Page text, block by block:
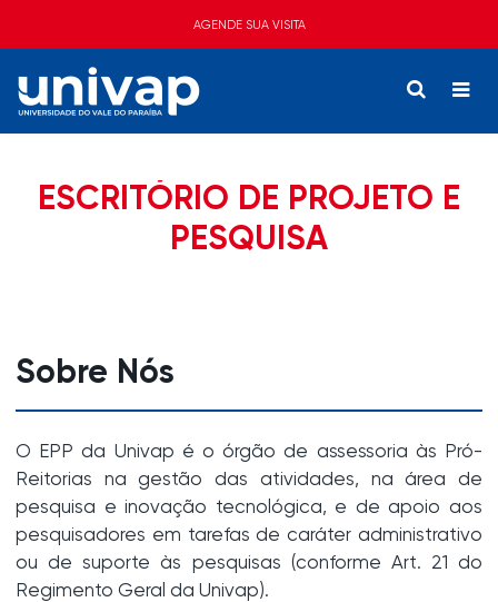
AGENDE SUA VISITA
ESCRITÓRIO DE PROJETO E
PESQUISA
Sobre Nós
O EPP da Univap é o órgão de assessoria às Pró-
Reitorias na gestão das atividades, na área de
pesquisa e inovação tecnológica, e de apoio aos
pesquisadores em tarefas de caráter administrativo
ou de suporte às pesquisas (conforme Art. 21 do
Regimento Geral da Univap).